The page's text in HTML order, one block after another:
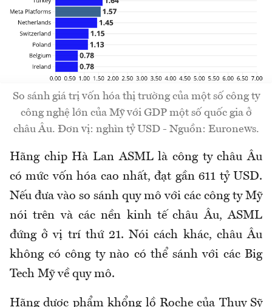
So sánh giá trị vốn hóa thị trường của một số công ty
công nghệ lớn của Mỹ với GDP một số quốc gia ở
châu Âu. Đơn vị: nghìn tỷ USD - Nguồn: Euronews.
Hãng chip Hà Lan ASML là công ty châu Âu
có mức vốn hóa cao nhất, đạt gần 611 tỷ USD.
Nếu đưa vào so sánh quy mô với các công ty Mỹ
nói trên và các nền kinh tế châu Âu, ASML
đứng ở vị trí thứ 21. Nói cách khác, châu Âu
không có công ty nào có thể sánh với các Big
Tech Mỹ về quy mô.
Hãng dược phẩm khổng lồ Roche của Thụy Sỹ